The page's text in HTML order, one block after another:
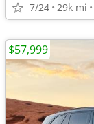
7/24 29k mi
$57,999